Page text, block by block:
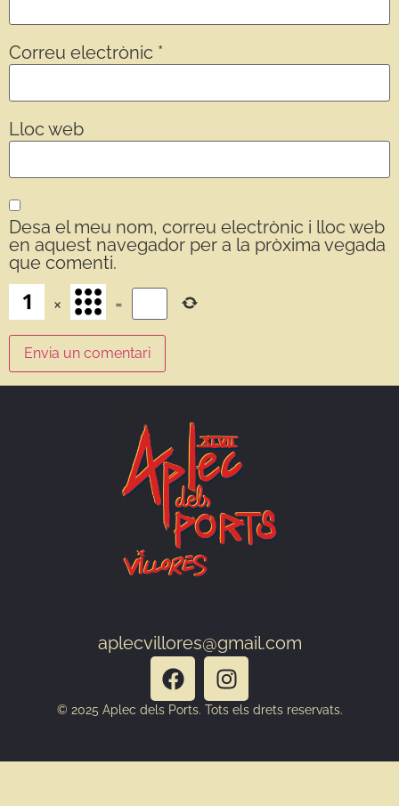
Correu electrònic *
Lloc web
Desa el meu nom, correu electrònic i lloc web
en aquest navegador per a la pròxima vegada
que comenti.
×
=
aplecvillores@gmail.com
© 2025 Aplec dels Ports. Tots els drets reservats.